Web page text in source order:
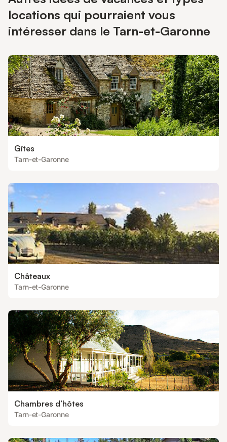
spécialités régionales dans des restaurants conviviaux.
locations qui pourraient vous
intéresser dans le Tarn-et-Garonne
Gîtes
Tarn-et-Garonne
Châteaux
Tarn-et-Garonne
Chambres d’hôtes
Tarn-et-Garonne